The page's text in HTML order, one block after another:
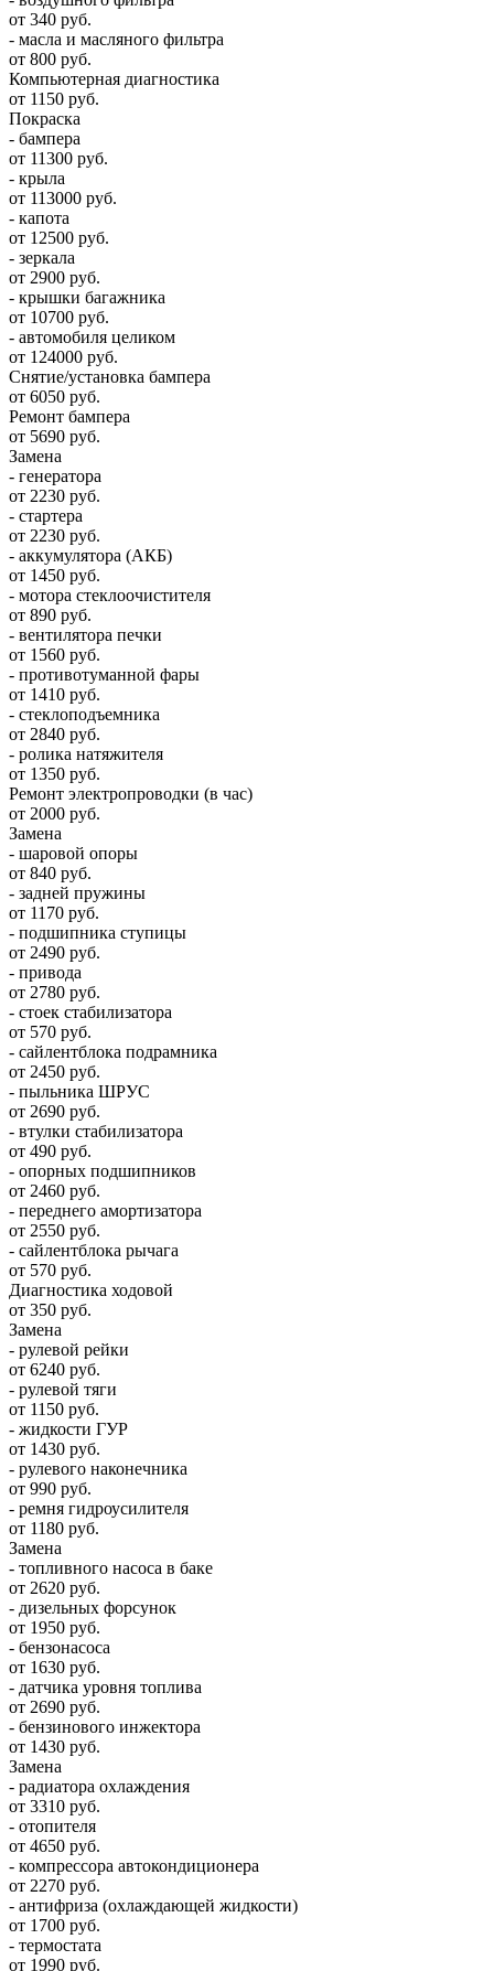
от 340 руб.
- масла и масляного фильтра
от 800 руб.
Компьютерная диагностика
от 1150 руб.
Покраска
- бампера
от 11300 руб.
- крыла
от 113000 руб.
- капота
от 12500 руб.
- зеркала
от 2900 руб.
- крышки багажника
от 10700 руб.
- автомобиля целиком
от 124000 руб.
Снятие/установка бампера
от 6050 руб.
Ремонт бампера
от 5690 руб.
Замена
- генератора
от 2230 руб.
- стартера
от 2230 руб.
- аккумулятора (АКБ)
от 1450 руб.
- мотора стеклоочистителя
от 890 руб.
- вентилятора печки
от 1560 руб.
- противотуманной фары
от 1410 руб.
- стеклоподъемника
от 2840 руб.
- ролика натяжителя
от 1350 руб.
Ремонт электропроводки (в час)
от 2000 руб.
Замена
- шаровой опоры
от 840 руб.
- задней пружины
от 1170 руб.
- подшипника ступицы
от 2490 руб.
- привода
от 2780 руб.
- стоек стабилизатора
от 570 руб.
- сайлентблока подрамника
от 2450 руб.
- пыльника ШРУС
от 2690 руб.
- втулки стабилизатора
от 490 руб.
- опорных подшипников
от 2460 руб.
- переднего амортизатора
от 2550 руб.
- сайлентблока рычага
от 570 руб.
Диагностика ходовой
от 350 руб.
Замена
- рулевой рейки
от 6240 руб.
- рулевой тяги
от 1150 руб.
- жидкости ГУР
от 1430 руб.
- рулевого наконечника
от 990 руб.
- ремня гидроусилителя
от 1180 руб.
Замена
- топливного насоса в баке
от 2620 руб.
- дизельных форсунок
от 1950 руб.
- бензонасоса
от 1630 руб.
- датчика уровня топлива
от 2690 руб.
- бензинового инжектора
от 1430 руб.
Замена
- радиатора охлаждения
от 3310 руб.
- отопителя
от 4650 руб.
- компрессора автокондиционера
от 2270 руб.
- антифриза (охлаждающей жидкости)
от 1700 руб.
- термостата
от 1990 руб.